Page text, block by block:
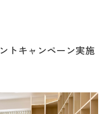
トキャンペーン実施